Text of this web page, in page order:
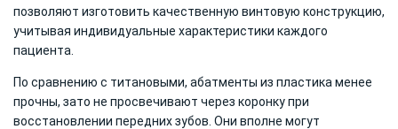
позволяют изготовить качественную винтовую конструкцию,
учитывая индивидуальные характеристики каждого
пациента.
По сравнению с титановыми, абатменты из пластика менее
прочны, зато не просвечивают через коронку при
восстановлении передних зубов. Они вполне могут